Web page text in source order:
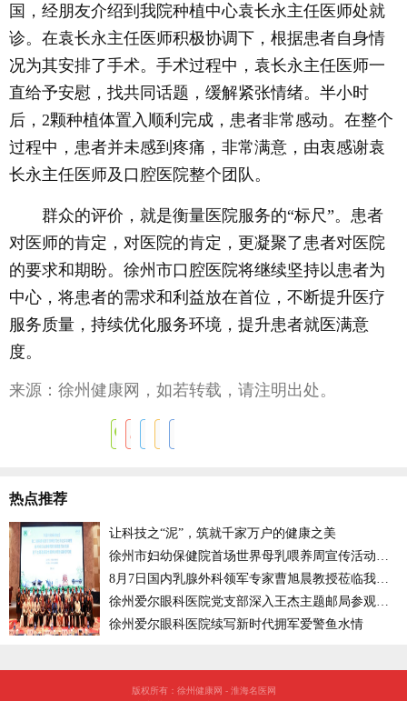
国，经朋友介绍到我院种植中心袁长永主任医师处就
诊。在袁长永主任医师积极协调下，根据患者自身情
况为其安排了手术。手术过程中，袁长永主任医师一
直给予安慰，找共同话题，缓解紧张情绪。半小时
后，2颗种植体置入顺利完成，患者非常感动。在整个
过程中，患者并未感到疼痛，非常满意，由衷感谢袁
长永主任医师及口腔医院整个团队。
群众的评价，就是衡量医院服务的“标尺”。患者
对医师的肯定，对医院的肯定，更凝聚了患者对医院
的要求和期盼。徐州市口腔医院将继续坚持以患者为
中心，将患者的需求和利益放在首位，不断提升医疗
服务质量，持续优化服务环境，提升患者就医满意
度。
来源：徐州健康网，如若转载，请注明出处。
热点推荐
让科技之“泥”，筑就千家万户的健康之美
徐州爱尔眼科医院续写新时代拥军爱警鱼水情
版权所有：徐州健康网 - 淮海名医网